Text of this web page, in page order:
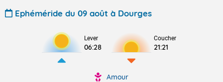
Ephéméride du 09 août à Dourges
Lever
06:28
Coucher
21:21
Amour